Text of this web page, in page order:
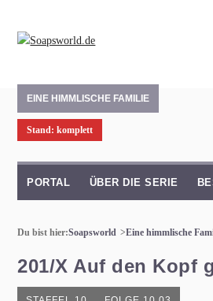
EINE HIMMLISCHE FAMILIE
Stand: komplett
PORTAL ÜBER DIE SERIE
Du bist hier:Soapsworld Eine himmlische
201/X Auf den Kopf